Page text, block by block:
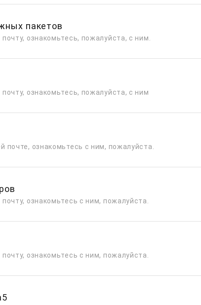
пакетов
ознакомьтесь, пожалуйста, с ним.
ознакомьтесь, пожалуйста, с ним
ознакомьтесь с ним, пожалуйста.
ознакомьтесь с ним, пожалуйста.
ознакомьтесь с ним, пожалуйста.